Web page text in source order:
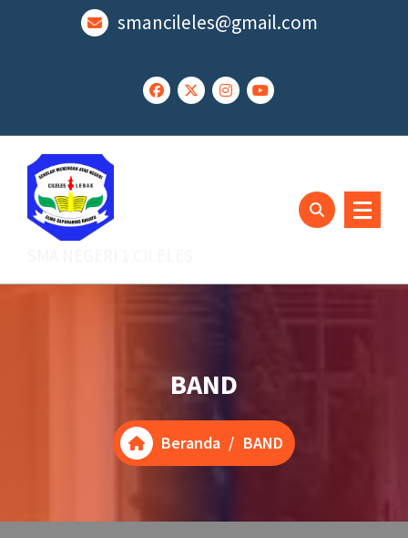
smancileles@gmail.com
BAND
Beranda / BAND